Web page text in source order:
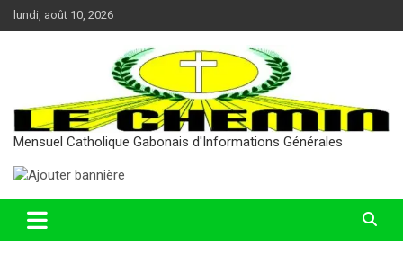
Aller
au
lundi, août 10, 2026
Mensuel Catholique Gabonais d'Informations Générales